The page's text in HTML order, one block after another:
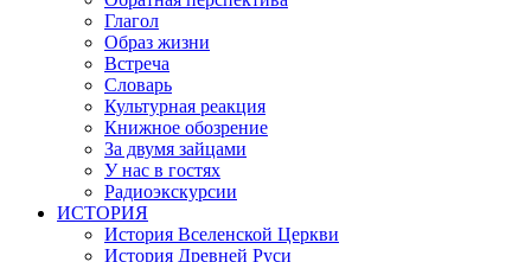
Глагол
Образ жизни
Встреча
Словарь
Культурная реакция
Книжное обозрение
За двумя зайцами
У нас в гостях
Радиоэкскурсии
ИСТОРИЯ
История Вселенской Церкви
История Древней Руси